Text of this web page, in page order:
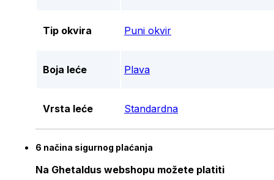
Tip okvira Puni okvir
Boja leće Plava
Vrsta leće Standardna
6 načina sigurnog plaćanja
Na Ghetaldus webshopu možete platiti